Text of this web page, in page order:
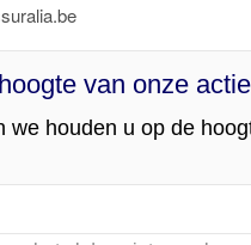
van onze
we houden u op de